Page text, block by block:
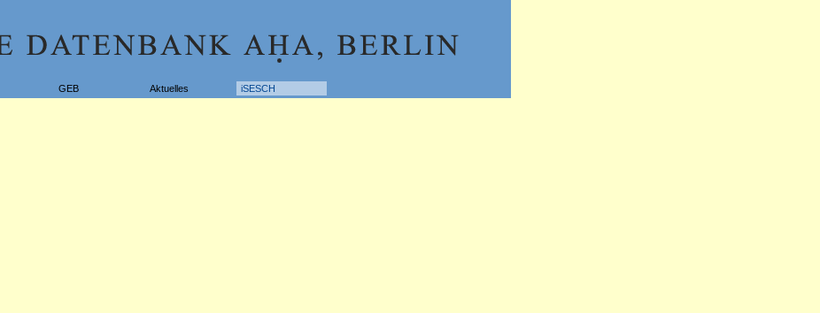
GEB Aktuelles
iSESCH